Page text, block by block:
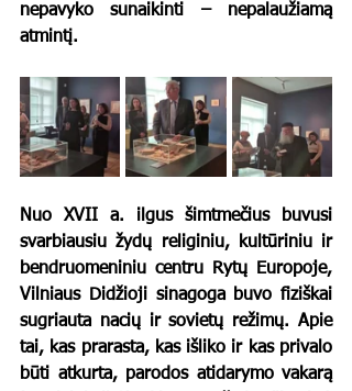
nepavyko sunaikinti – nepalaužiamą
atmintį.
Nuo XVII a. ilgus šimtmečius buvusi
svarbiausiu žydų religiniu, kultūriniu ir
bendruomeniniu centru Rytų Europoje,
Vilniaus Didžioji sinagoga buvo fiziškai
sugriauta nacių ir sovietų režimų. Apie
tai, kas prarasta, kas išliko ir kas privalo
būti atkurta, parodos atidarymo vakarą